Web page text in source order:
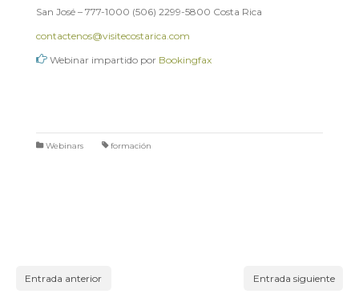
San José – 777-1000 (506) 2299-5800 Costa Rica
contactenos@visitecostarica.com
Webinar impartido por Bookingfax
Webinars formación
Entrada anterior Entrada siguiente